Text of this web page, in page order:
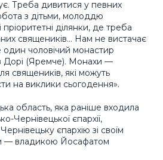
Треба дивитися у певних
з дітьми, молоддю
ділянки, де треба
священиків… Нам не вистачає
один чоловічий монастир
Дорі (Яремче). Монахи —
священиків, які можуть
на виклики сьогодення».
область, яка раніше входила
Чернівецької єпархії,
єпархію зі своїм
— владикою Йосафатом